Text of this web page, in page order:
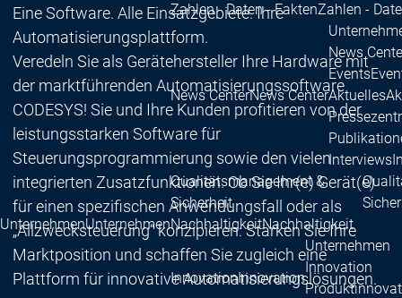
UnternehmenUnternehmen
Zahlen - Daten - FaktenZahlen -
News CenterNews Center
News
Events
Aktuelles
Interviews
Qualitätsmanagement &
Sicherheit
NachhaltigkeitNachhaltigkeit
InnovationInnovation
Unternehmen
Innovation
Eine Software. Alle Einsatzgebiete. Ihre
Automatisierungsplattform.
Veredeln Sie als Gerätehersteller Ihre Hardware mit
der marktführenden Automatisierungssoftware
CODESYS! Sie und Ihre Kunden profitieren von der
leistungsstarken Software für
Steuerungsprogrammierung sowie den vielen
integrierten Zusatzfunktionen. Ob Sie Ihr(e) Gerät(e)
für einen spezifischen Anwendungsfall oder als
„Allzwecksteuerung“ konzipieren: Stärken Sie Ihre
Marktposition und schaffen Sie zugleich eine
Plattform für innovative Automatisierungslösungen.